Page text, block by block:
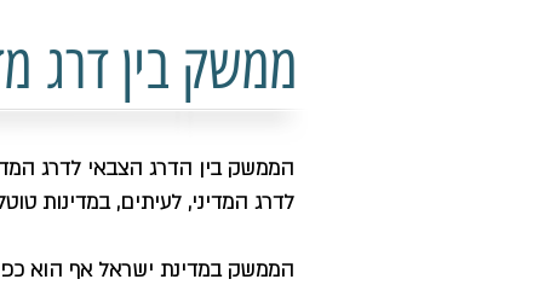
ממשק בין דרג
הממשק בין הדרג הצבאי לדרג
לדרג המדיני, לעיתים, במדינות
הממשק במדינת ישראל אף הוא